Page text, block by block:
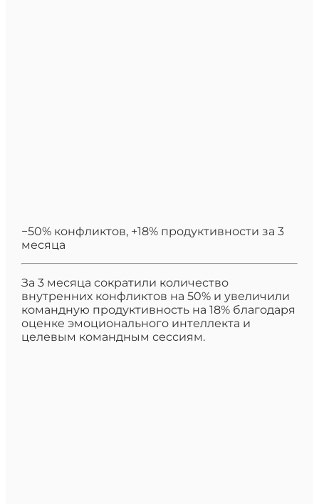
−50% конфликтов, +18% продуктивности за 3
месяца
За 3 месяца сократили количество
внутренних конфликтов на 50% и увеличили
командную продуктивность на 18% благодаря
оценке эмоционального интеллекта и
целевым командным сессиям.